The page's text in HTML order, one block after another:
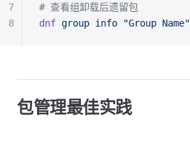
# 查看组卸载后遗留包
dnf group info "Group Name"
7
8
包管理最佳实践